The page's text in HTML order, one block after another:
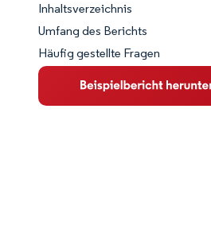
Marktschnappschuss
Marktübersicht
Wichtige Markttrends
Inhaltsverzeichnis
Umfang des Berichts
Häufig gestellte Fragen